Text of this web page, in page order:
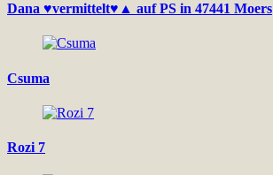
Dana ♥vermittelt♥▲ auf PS in 47441 Moers
Csuma
Rozi 7